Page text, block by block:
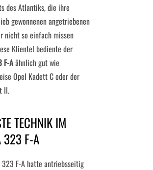
des Atlantiks, die ihre
gewonnenen angetriebenen
nicht so einfach missen
Klientel bediente der
F-Aähnlich gut wie
Opel Kadett C oder der
II.
TECHNIK IM
323 F-A
323 F-A hatte antriebsseitig